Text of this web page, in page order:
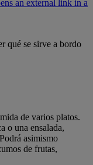
an external link in a
qué se sirve a bordo
de varios platos.
o una ensalada,
asimismo
de frutas,